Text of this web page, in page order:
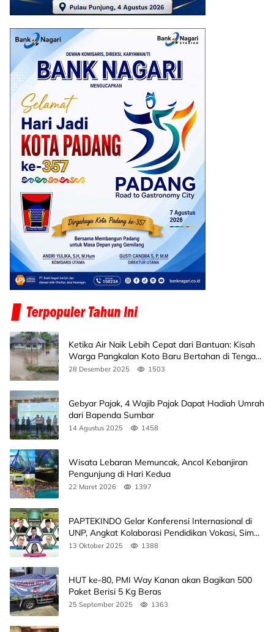
Ketika Air Naik Lebih Cepat dari Bantuan: Kisah
Warga Pangkalan Koto Baru Bertahan di Tengah
Banjir
28 Desember 2025 1503
Gebyar Pajak, 4 Wajib Pajak Dapat Hadiah Umrah
dari Bapenda Sumbar
14 Agustus 2025 1458
Wisata Lebaran Memuncak, Ancol Kebanjiran
Pengunjung di Hari Kedua
22 Maret 2026 1397
PAPTEKINDO Gelar Konferensi Internasional di
UNP, Angkat Kolaborasi Pendidikan Vokasi, Simak
Agendanya
13 Oktober 2025 1388
HUT ke-80, PMI Way Kanan akan Bagikan 500
Paket Berisi 5 Kg Beras
25 September 2025 1363